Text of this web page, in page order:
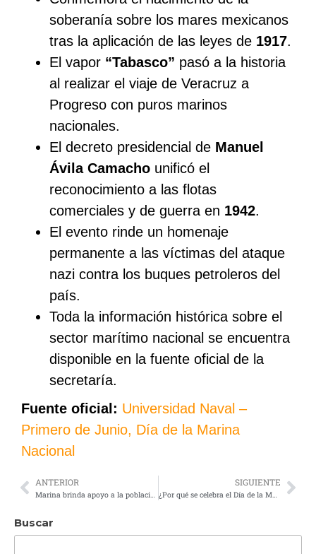
soberanía sobre los mares mexicanos
tras la aplicación de las leyes de 1917.
El vapor “Tabasco” pasó a la historia
al realizar el viaje de Veracruz a
Progreso con puros marinos
nacionales.
El decreto presidencial de Manuel
Ávila Camacho unificó el
reconocimiento a las flotas
comerciales y de guerra en 1942.
El evento rinde un homenaje
permanente a las víctimas del ataque
nazi contra los buques petroleros del
país.
Toda la información histórica sobre el
sector marítimo nacional se encuentra
disponible en la fuente oficial de la
secretaría.
Fuente oficial: Universidad Naval –
Primero de Junio, Día de la Marina
Nacional
ANTERIOR
Marina brinda apoyo a la población tras inundaciones en Matamoros, Tamaulipas
SIGUIENTE
¿Por qué se celebra el Día de la Marina Nacional el 1 de junio?
Buscar